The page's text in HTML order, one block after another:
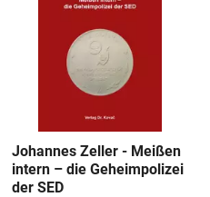
Johannes Zeller - Meißen
intern – die Geheimpolizei
der SED